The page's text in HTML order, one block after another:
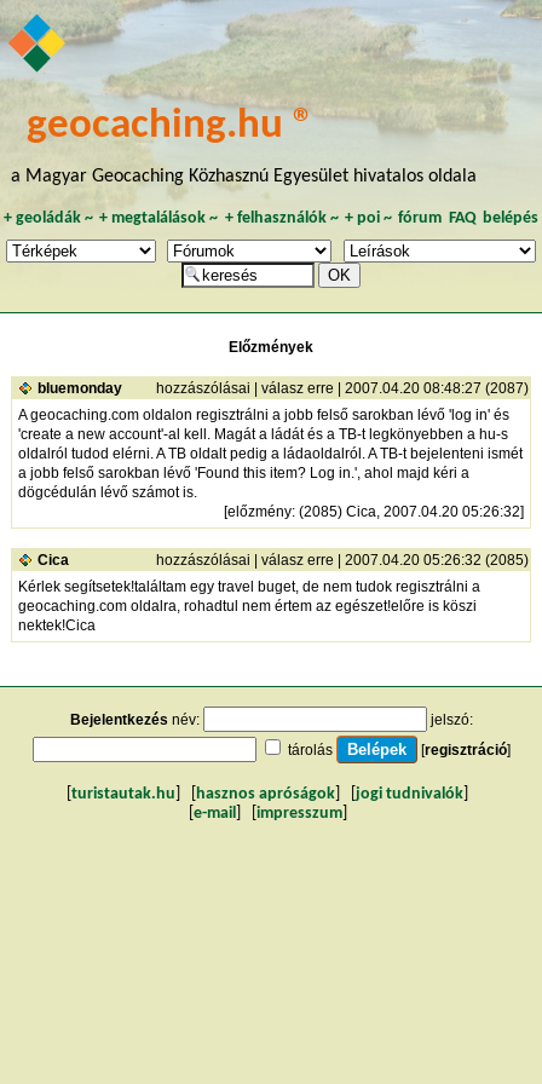
geocaching.hu ®
a Magyar Geocaching Közhasznú Egyesület hivatalos oldala
+ geoládák~ +megtalálások ~ + felhasználók~ + poi~ fórum FAQ belépés
Előzmények
bluemonday hozzászólásai | válasz erre | 2007.04.20 08:48:27 (2087)
A geocaching.com oldalon regisztrálni a jobb felső sarokban lévő 'log in' és
'create a new account'-al kell. Magát a ládát és a TB-t legkönyebben a hu-s
oldalról tudod elérni. A TB oldalt pedig a ládaoldalról. A TB-t bejelenteni ismét
a jobb felső sarokban lévő 'Found this item? Log in.', ahol majd kéri a
dögcédulán lévő számot is.
[előzmény: (2085) Cica, 2007.04.20 05:26:32]
Cica hozzászólásai | válasz erre | 2007.04.20 05:26:32 (2085)
Kérlek segítsetek!találtam egy travel buget, de nem tudok regisztrálni a
geocaching.com oldalra, rohadtul nem értem az egészet!előre is köszi
nektek!Cica
Bejelentkezés név:
jelszó:
tárolás
[regisztráció]
turistautak.hu hasznos apróságok jogi tudnivalók
e-mail impresszum]